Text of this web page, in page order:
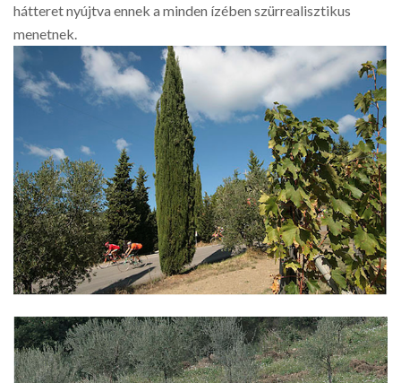
hátteret nyújtva ennek a minden ízében szürrealisztikus
menetnek.